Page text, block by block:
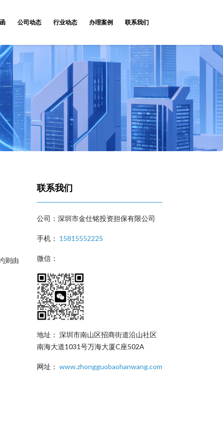
公司动态 行业动态 办理案例 联系我们
则由
联系我们
公司：深圳市金仕铭投资担保有限公司
手机： 15815552225
微信：
地址： 深圳市南山区招商街道沿山社区
南海大道1031号万海大厦C座502A
网址： www.zhongguobaohanwang.com